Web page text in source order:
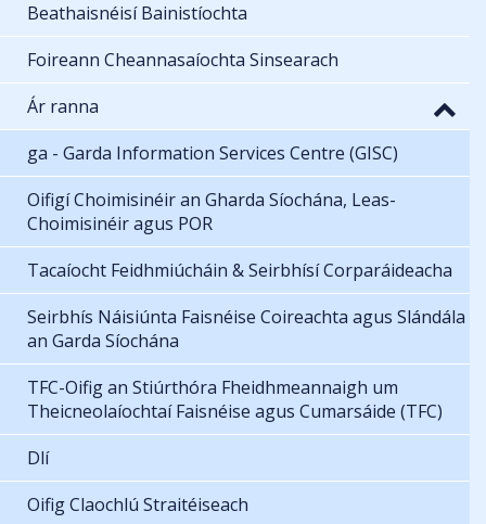
Beathaisnéisí Bainistíochta
Foireann Cheannasaíochta Sinsearach
Ár ranna
ga - Garda Information Services Centre (GISC)
Oifigí Choimisinéir an Gharda Síochána, Leas-
Choimisinéir agus POR
Tacaíocht Feidhmiúcháin & Seirbhísí Corparáideacha
Seirbhís Náisiúnta Faisnéise Coireachta agus Slándála
an Garda Síochána
TFC-Oifig an Stiúrthóra Fheidhmeannaigh um
Theicneolaíochtaí Faisnéise agus Cumarsáide (TFC)
Dlí
Oifig Claochlú Straitéiseach